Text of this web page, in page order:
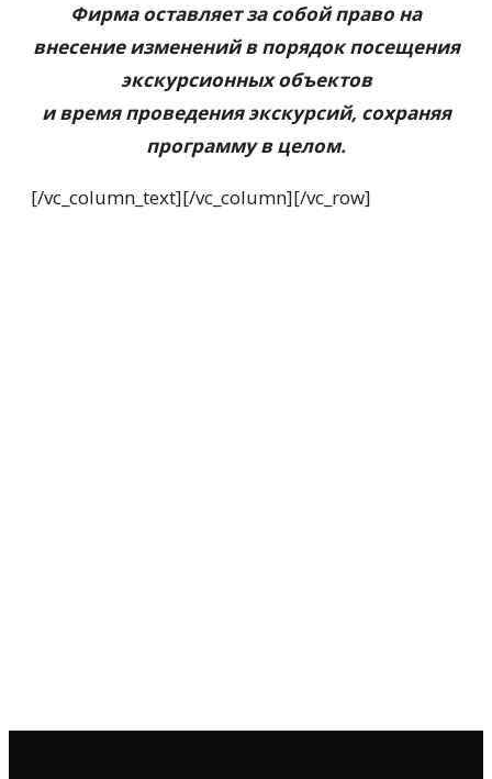
Фирма оставляет за собой право на
внесение изменений в порядок посещения
экскурсионных объектов
и время проведения экскурсий, сохраняя
программу в целом.
[/vc_column_text][/vc_column][/vc_row]